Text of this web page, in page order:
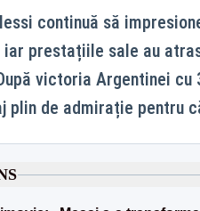
continuă să
iar prestațiile sale au
victoria Argentinei cu
plin de admirație pentru